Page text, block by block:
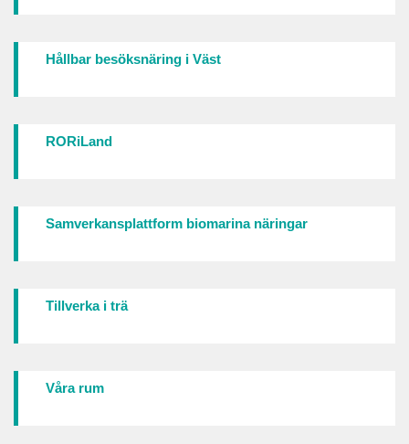
Hållbar besöksnäring i Väst
RORiLand
Samverkansplattform biomarina näringar
Tillverka i trä
Våra rum